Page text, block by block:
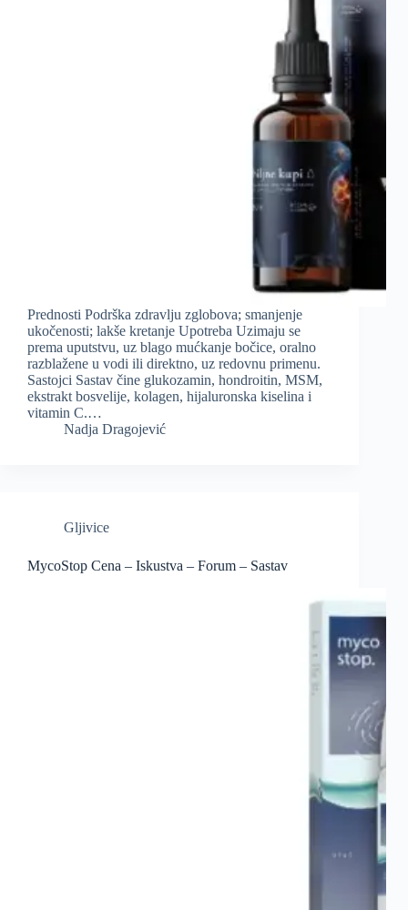
Prednosti Podrška zdravlju zglobova; smanjenje
ukočenosti; lakše kretanje Upotreba Uzimaju se
prema uputstvu, uz blago mućkanje bočice, oralno
razblažene u vodi ili direktno, uz redovnu primenu.
Sastojci Sastav čine glukozamin, hondroitin, MSM,
ekstrakt bosvelije, kolagen, hijaluronska kiselina i
vitamin C.…
Nadja Dragojević
Gljivice
MycoStop Cena – Iskustva – Forum – Sastav